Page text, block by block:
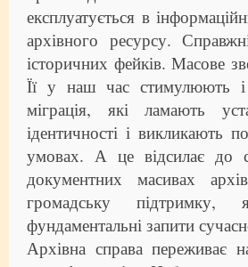
експлуатується в
архівного ресурсу.
історичних фейків. Масове
Її у наш час стимулюють і
міграція, які ламають
ідентичності і викликають
умовах. А це відсилає до
документних масивах
громадську підтримку,
фундаментальні запити
Архівна справа переживає